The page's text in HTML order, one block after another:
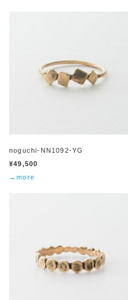
noguchi-NN1092-YG
¥49,500
→more